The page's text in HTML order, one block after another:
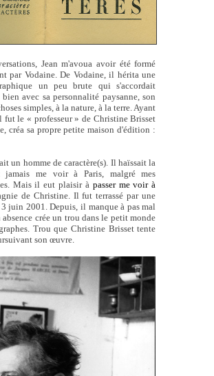
Jean m'avoua avoir été formé
par Vodaine. De Vodaine, il hérita une
un peu brute qui s'accordait
avec sa personnalité paysanne, son
simples, à la nature, à la terre. Ayant
le « professeur » de Christine Brisset
créa sa propre petite maison d'édition :
un homme de caractère(s). Il haïssait la
me voir à Paris, malgré mes
Mais il eut plaisir à passer me voir à
de Christine. Il fut terrassé par une
juin 2001. Depuis, il manque à pas mal
absence crée un trou dans le petit monde
Trou que Christine Brisset tente
son œuvre.